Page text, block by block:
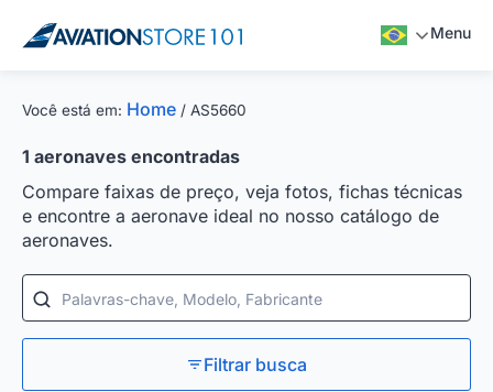
Menu
Você está em: Home / AS5660
1 aeronaves encontradas
Compare faixas de preço, veja fotos, fichas técnicas
e encontre a aeronave ideal no nosso catálogo de
aeronaves.
Palavras-chave, Modelo, Fabricante
Filtrar busca